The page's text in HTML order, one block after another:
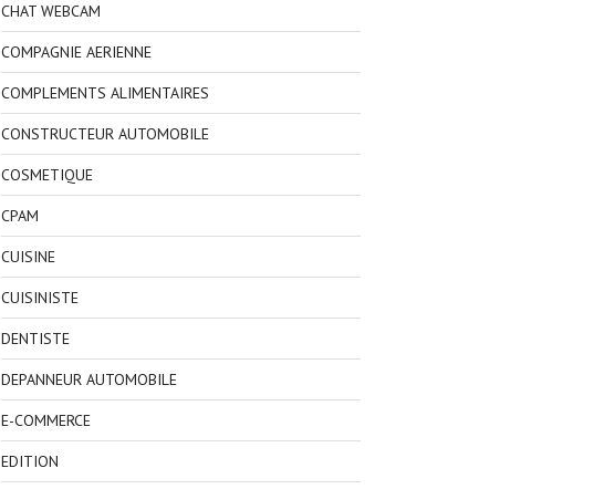
CHAT WEBCAM
COMPAGNIE AERIENNE
COMPLEMENTS ALIMENTAIRES
CONSTRUCTEUR AUTOMOBILE
COSMETIQUE
CPAM
CUISINE
CUISINISTE
DENTISTE
DEPANNEUR AUTOMOBILE
E-COMMERCE
EDITION